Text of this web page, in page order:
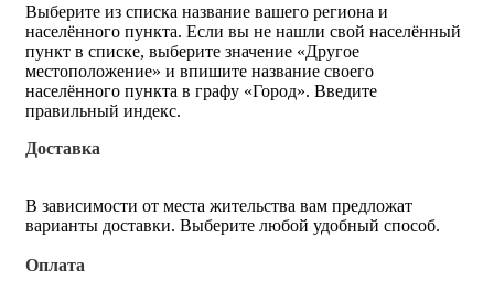
Выберите из списка название вашего региона и
населённого пункта. Если вы не нашли свой населённый
пункт в списке, выберите значение «Другое
местоположение» и впишите название своего
населённого пункта в графу «Город». Введите
правильный индекс.
Доставка
В зависимости от места жительства вам предложат
варианты доставки. Выберите любой удобный способ.
Оплата